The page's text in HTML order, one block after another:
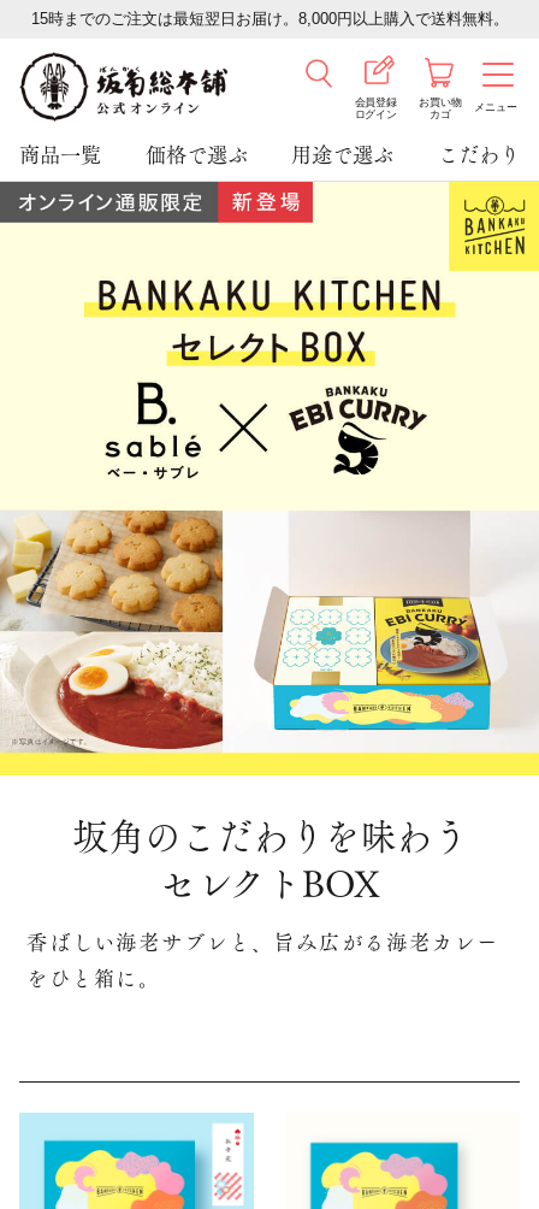
15時までのご注文は最短翌日お届け。8,000円以上購入で送料無料。
会員登録
ログイン
お買い物
カゴ
メニュー
商品一覧 価格で選ぶ 用途で選ぶ こだわり
坂角のこだわりを味わう
セレクトBOX
香ばしい海老サブレと、旨み広がる海老カレー
をひと箱に。